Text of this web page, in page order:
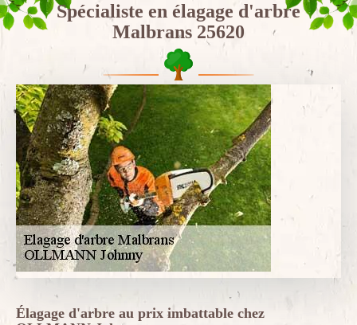
Spécialiste en élagage d'arbre
Malbrans 25620
Élagage d'arbre au prix imbattable chez